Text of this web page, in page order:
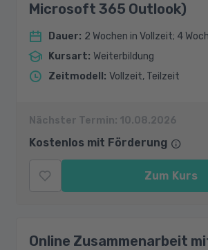
Microsoft 365 Outlook)
Dauer: 2 Wochen in Vollzeit; 4
Kursart: Weiterbildung
Zeitmodell : Vollzeit, Teilzeit
Nächster Termin: 10.08.2026
Kostenlos mit Förderung
Zum Kurs
Online Zusammenarbeit